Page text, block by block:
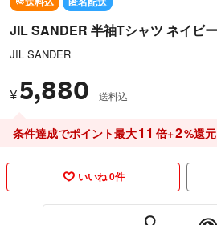
JIL SANDER 半袖Tシャツ ネイビ
JIL SANDER
¥ 5,880 送料込
条件達成でポイント最大11 倍+2%還元
いいね 0件